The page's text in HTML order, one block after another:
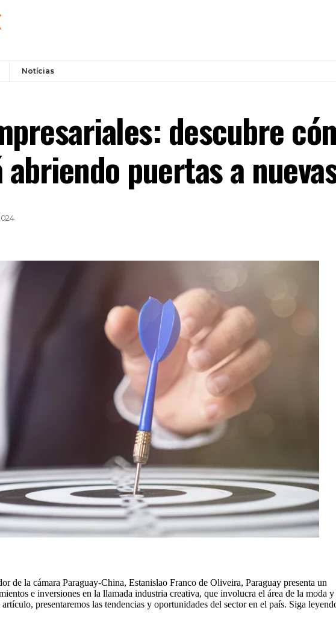
Notícias
descubre
abriendo puertas a
de la cámara Paraguay-China, Estanislao Franco de Oliveira, Paraguay presenta un
e inversiones en la llamada industria creativa, que involucra el área de la moda y
presentaremos las tendencias y oportunidades del sector en el país. Siga